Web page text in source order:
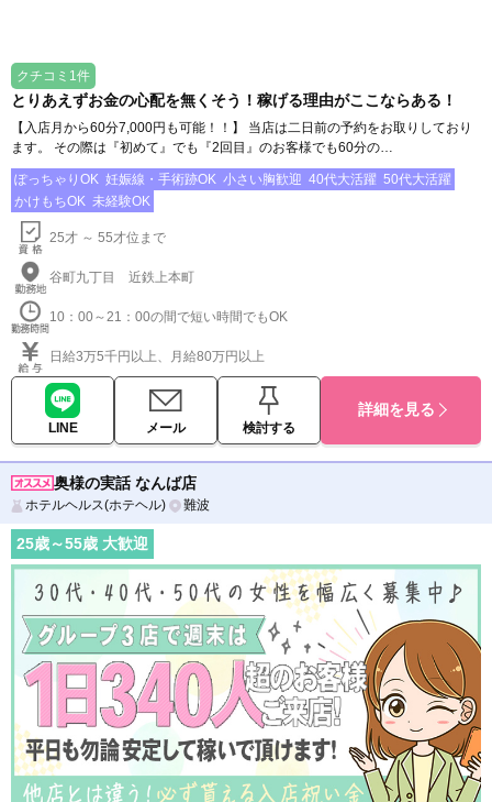
クチコミ1件
とりあえずお金の心配を無くそう！稼げる理由がここならある！
【入店月から60分7,000円も可能！！】 当店は二日前の予約をお取りしており
ます。 その際は『初めて』でも『2回目』のお客様でも60分の…
ぽっちゃりOK 妊娠線・手術跡OK 小さい胸歓迎 40代大活躍 50代大活躍
かけもちOK 未経験OK
25才 ～ 55才位まで
谷町九丁目 近鉄上本町
10：00～21：00の間で短い時間でもOK
日給3万5千円以上、月給80万円以上
LINE メール 検討する
詳細を見る
奥様の実話 なんば店
ホテルヘルス(ホテヘル) 難波
25歳～55歳 大歓迎